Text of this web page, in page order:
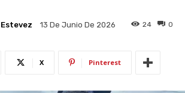
13 De Junio De 2026 0
24
X Pinterest